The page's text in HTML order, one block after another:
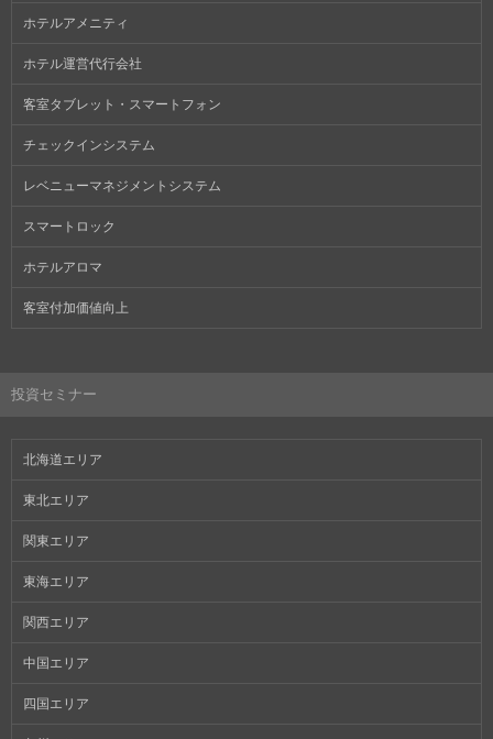
ホテルアメニティ
ホテル運営代行会社
客室タブレット・スマートフォン
チェックインシステム
レベニューマネジメントシステム
スマートロック
ホテルアロマ
客室付加価値向上
投資セミナー
北海道エリア
東北エリア
関東エリア
東海エリア
関西エリア
中国エリア
四国エリア